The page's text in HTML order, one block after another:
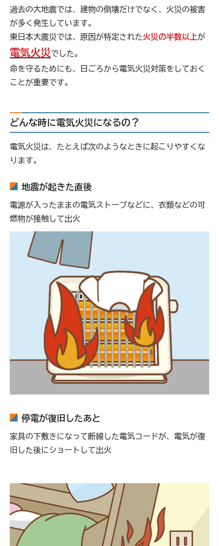
過去の大地震では、建物の倒壊だけでなく、火災の被害
が多く発生しています。
東日本大震災では、原因が特定された火災の半数以上が
電気火災でした。
命を守るためにも、日ごろから電気火災対策をしておく
ことが重要です。
どんな時に電気火災になるの？
電気火災は、たとえば次のようなときに起こりやすくな
ります。
地震が起きた直後
電源が入ったままの電気ストーブなどに、衣類などの可
燃物が接触して出火
停電が復旧したあと
家具の下敷きになって断線した電気コードが、電気が復
旧した後にショートして出火